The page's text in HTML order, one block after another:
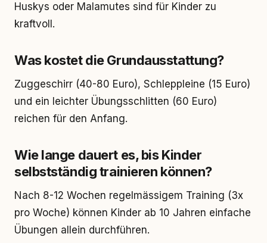
Huskys oder Malamutes sind für Kinder zu
kraftvoll.
Was kostet die Grundausstattung?
Zuggeschirr (40-80 Euro), Schleppleine (15 Euro)
und ein leichter Übungsschlitten (60 Euro)
reichen für den Anfang.
Wie lange dauert es, bis Kinder
selbstständig trainieren können?
Nach 8-12 Wochen regelmässigem Training (3x
pro Woche) können Kinder ab 10 Jahren einfache
Übungen allein durchführen.